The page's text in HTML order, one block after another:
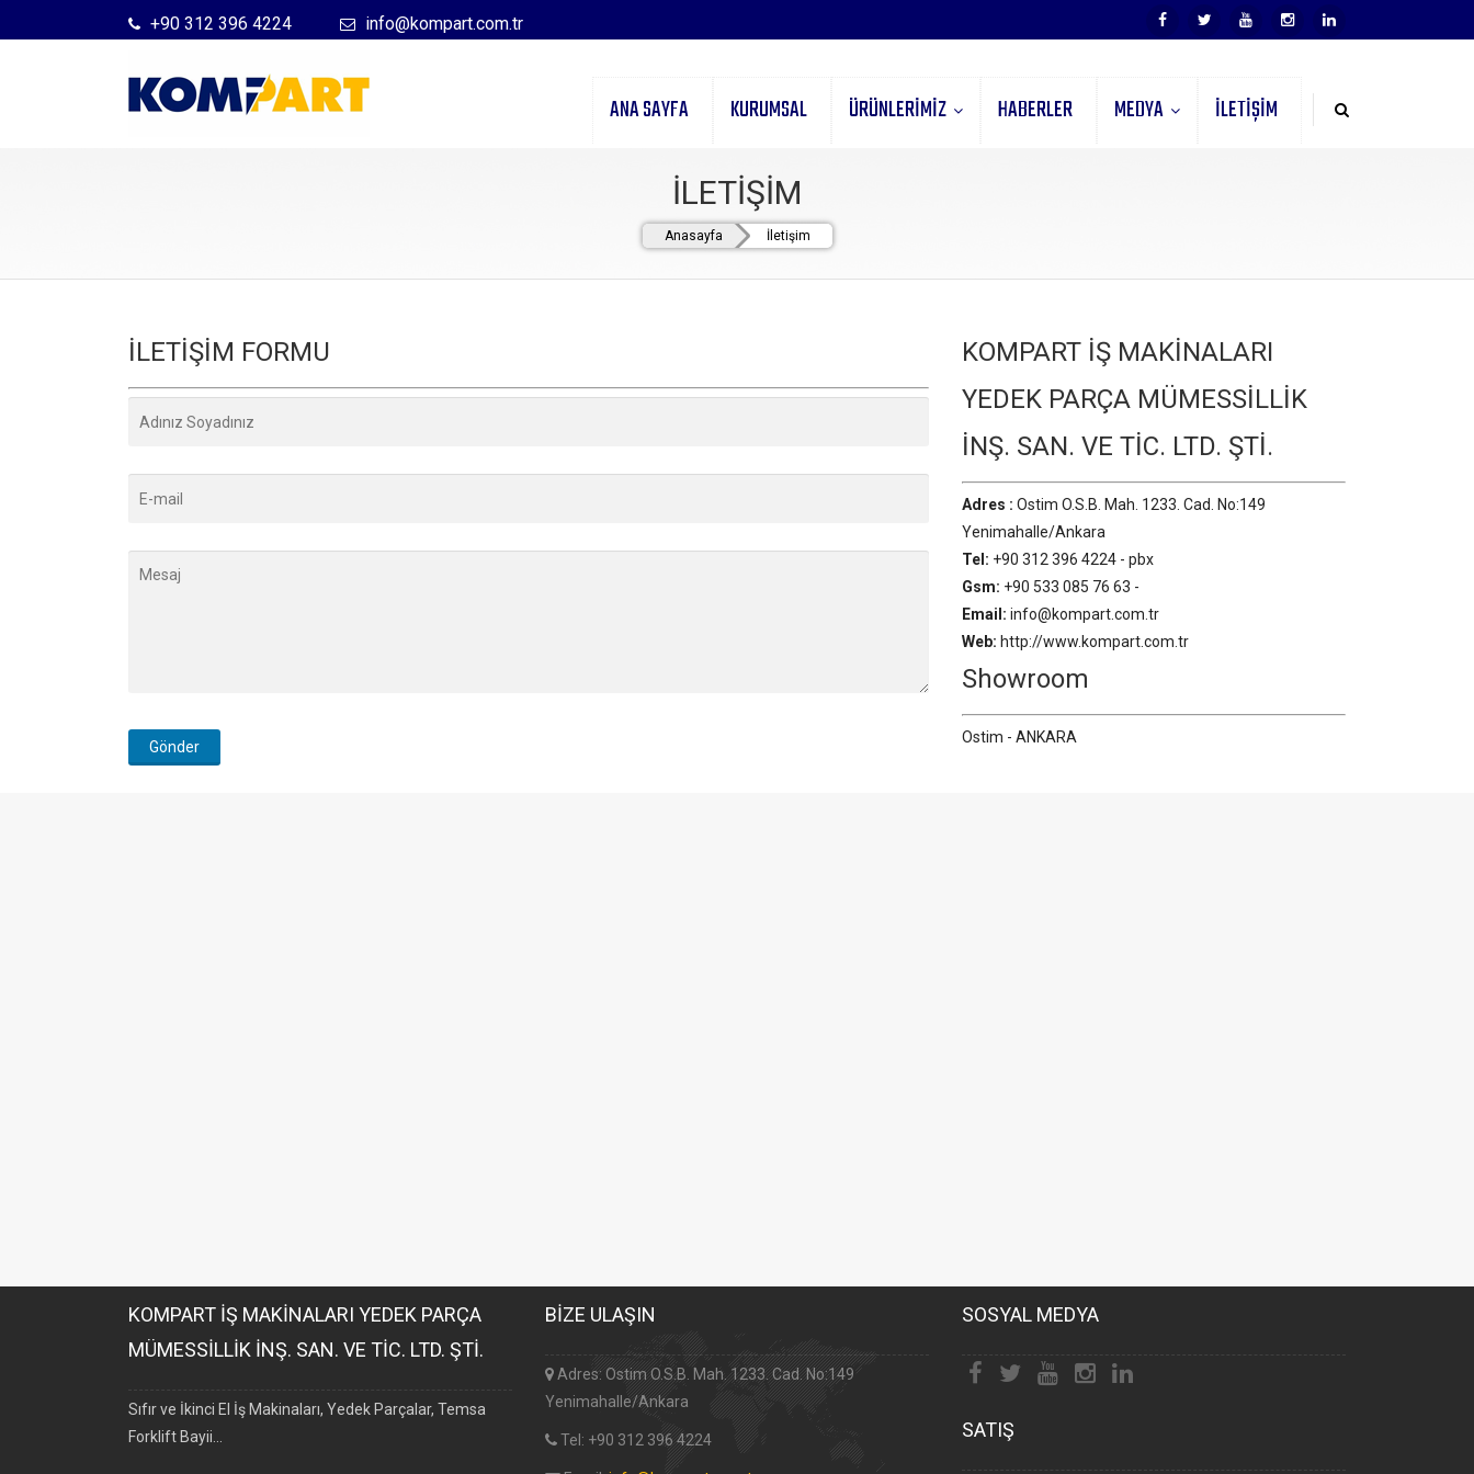
+90 312 396 4224 info@kompart.com.tr
ANA SAYFA KURUMSAL ÜRÜNLERİMİZ HABERLER MEDYA İLETİŞİM
İLETİŞİM
Anasayfa İletişim
İLETİŞİM FORMU
Gönder
KOMPART İŞ MAKİNALARI
YEDEK PARÇA MÜMESSİLLİK
İNŞ. SAN. VE TİC. LTD. ŞTİ.
Adres : Ostim O.S.B. Mah. 1233. Cad. No:149
Yenimahalle/Ankara
Tel: +90 312 396 4224 - pbx
Gsm: +90 533 085 76 63 -
Email: info@kompart.com.tr
Web: http://www.kompart.com.tr
Showroom
Ostim - ANKARA
KOMPART İŞ MAKİNALARI YEDEK PARÇA
MÜMESSİLLİK İNŞ. SAN. VE TİC. LTD. ŞTİ.
Sıfır ve İkinci El İş Makinaları, Yedek Parçalar, Temsa
Forklift Bayii...
BİZE ULAŞIN
Adres: Ostim O.S.B. Mah. 1233. Cad. No:149
Yenimahalle/Ankara
Tel: +90 312 396 4224
SOSYAL MEDYA
SATIŞ